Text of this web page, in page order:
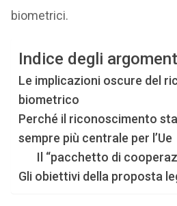
biometrici.
Indice degli
Le implicazioni oscure del
biometrico
Perché il riconoscimento
sempre più centrale per l’Ue
Il “pacchetto di
Gli obiettivi della proposta